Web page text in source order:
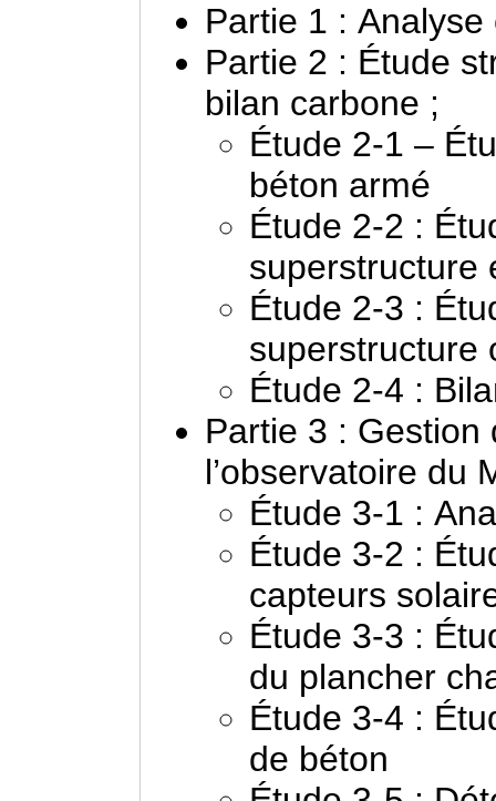
Partie 1 :
Partie 2 : Étude
bilan carbone ;
Étude 2-1 –
béton armé
Étude 2-2 :
superstructure
Étude 2-3 :
superstructure
Étude 2-4 :
Partie 3 :
l’observatoire du
Étude 3-1 :
Étude 3-2 :
capteurs
Étude 3-3 :
du plancher
Étude 3-4 :
de béton